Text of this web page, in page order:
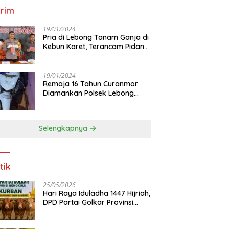
19/01/2024
Pria di Lebong Tanam Ganja di
Kebun Karet, Terancam Pidana
19/01/2024
Remaja 16 Tahun Curanmor
Diamankan Polsek Lebong
Selengkapnya
25/05/2026
Hari Raya Iduladha 1447 Hijriah,
DPD Partai Golkar Provinsi